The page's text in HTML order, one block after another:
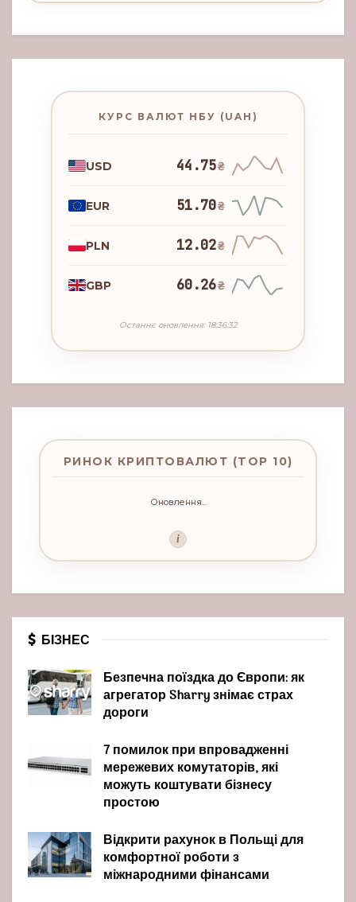
КУРС ВАЛЮТ НБУ (UAH)
USD 44.75₴
EUR 51.70₴
PLN 12.02₴
GBP 60.26₴
Останнє оновлення: 18:36:32
РИНОК КРИПТОВАЛЮТ (TOP 10)
Оновлення...
i
БІЗНЕС
Безпечна поїздка до Європи: як
агрегатор Sharry знімає страх
дороги
7 помилок при впровадженні
мережевих комутаторів, які
можуть коштувати бізнесу
простою
Відкрити рахунок в Польщі для
комфортної роботи з
міжнародними фінансами